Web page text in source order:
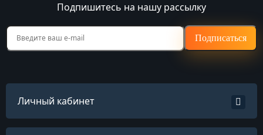
Подпишитесь на нашу рассылку
Подписаться
Личный кабинет